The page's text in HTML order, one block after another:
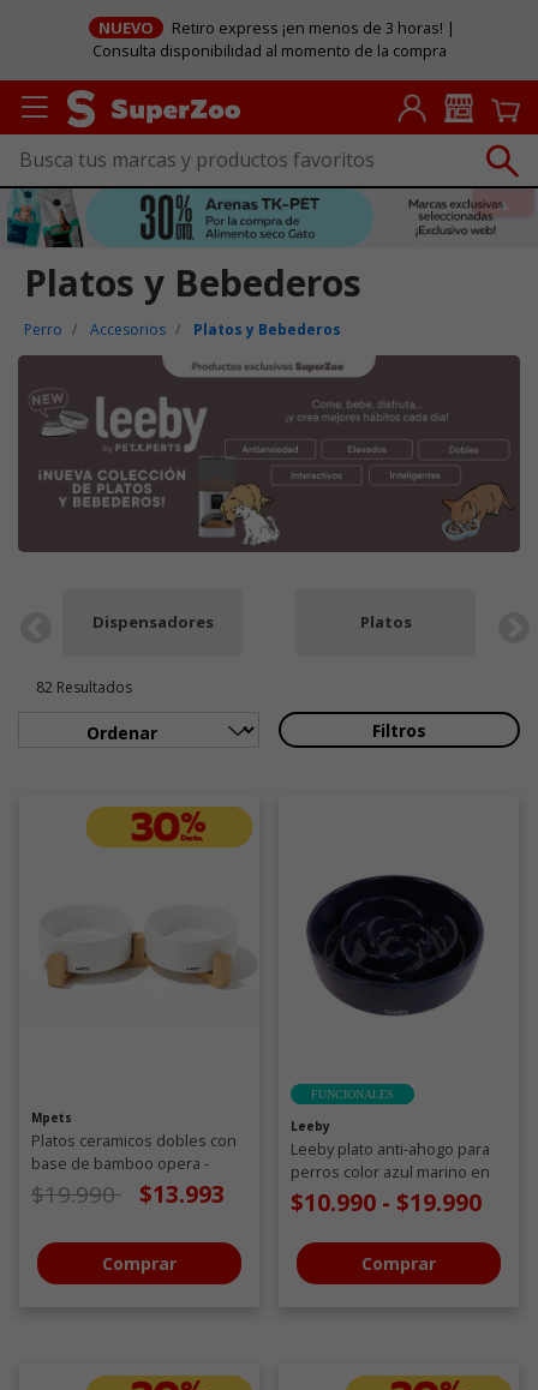
NUEVO
Retiro express ¡en menos de 3 horas! |
Consulta disponibilidad al momento de la compra
Platos y Bebederos
Perro Accesorios Platos y Bebederos
Dispensadores Platos
82 Resultados
Filtros
Mpets
Platos ceramicos dobles con
base de bamboo opera -
Blanco 350ML
Precio de oferta desde
$19.990a $13.993
Comprar
FUNCIONALES
Leeby
Leeby plato anti-ahogo para
perros color azul marino en
forma de rosa
$10.990 - $19.990
Comprar